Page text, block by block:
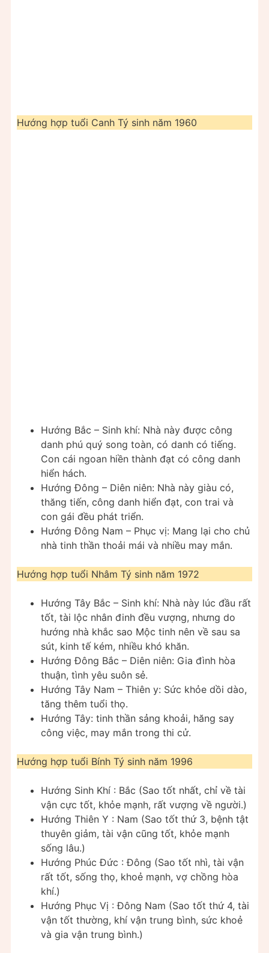
Hướng hợp tuổi Canh Tý sinh năm 1960
Hướng Bắc – Sinh khí: Nhà này được công
danh phú quý song toàn, có danh có tiếng.
Con cái ngoan hiền thành đạt có công danh
hiển hách.
Hướng Đông – Diên niên: Nhà này giàu có,
thăng tiến, công danh hiển đạt, con trai và
con gái đều phát triển.
Hướng Đông Nam – Phục vị: Mang lại cho chủ
nhà tinh thần thoải mái và nhiều may mắn.
Hướng hợp tuổi Nhâm Tý sinh năm 1972
Hướng Tây Bắc – Sinh khí: Nhà này lúc đầu rất
tốt, tài lộc nhân đinh đều vượng, nhưng do
hướng nhà khắc sao Mộc tinh nên về sau sa
sút, kinh tế kém, nhiều khó khăn.
Hướng Đông Bắc – Diên niên: Gia đình hòa
thuận, tình yêu suôn sẻ.
Hướng Tây Nam – Thiên y: Sức khỏe dồi dào,
tăng thêm tuổi thọ.
Hướng Tây: tinh thần sảng khoải, hăng say
công việc, may mắn trong thi cử.
Hướng hợp tuổi Bính Tý sinh năm 1996
Hướng Sinh Khí : Bắc (Sao tốt nhất, chỉ về tài
vận cực tốt, khỏe mạnh, rất vượng về người.)
Hướng Thiên Y : Nam (Sao tốt thứ 3, bệnh tật
thuyên giảm, tài vận cũng tốt, khỏe mạnh
sống lâu.)
Hướng Phúc Đức : Đông (Sao tốt nhì, tài vận
rất tốt, sống thọ, khoẻ mạnh, vợ chồng hòa
khí.)
Hướng Phục Vị : Đông Nam (Sao tốt thứ 4, tài
vận tốt thường, khí vận trung bình, sức khoẻ
và gia vận trung bình.)